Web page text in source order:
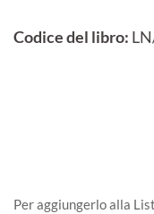
Codice del libro:
Per aggiungerlo alla